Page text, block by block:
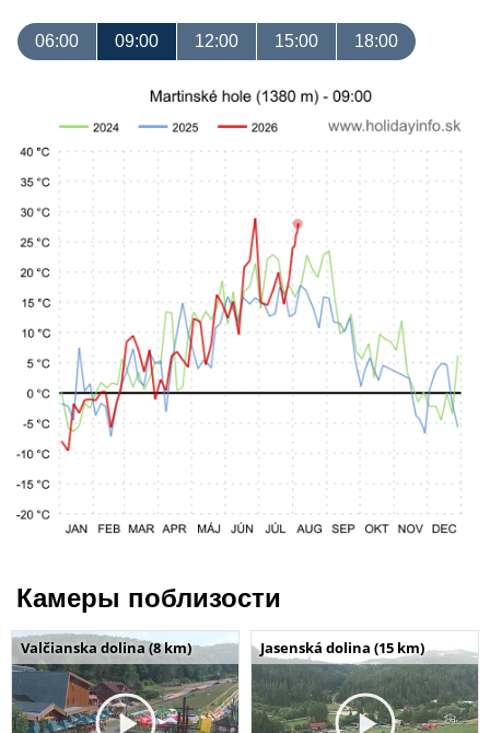
06:00 09:00 12:00 15:00 18:00
Камеры поблизости
Valčianska dolina (8 km) Jasenská dolina (15 km)